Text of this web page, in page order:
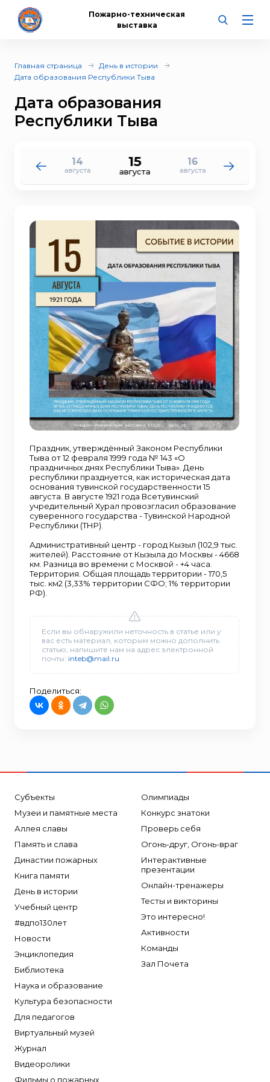
Пожарно-техническая
выставка
Главная страница
День в истории
Дата образования Республики Тыва
Дата образования
Республики Тыва
14
августа
15
августа
16
августа
Праздник, утверждённый Законом Республики
Тыва от 12 февраля 1999 года № 143 «О
праздничных днях Республики Тыва». День
республики празднуется, как историческая дата
основания тувинской государственности 15
августа. В августе 1921 года Всетувинский
учредительный Хурал провозгласил образование
суверенного государства - Тувинской Народной
Республики (ТНР).
Административный центр - город Кызыл (102,9 тыс.
жителей). Расстояние от Кызыла до Москвы - 4668
км. Разница во времени с Москвой - +4 часа.
Территория. Общая площадь территории - 170,5
тыс. км2 (3,33% территории СФО; 1% территории
РФ).
Если вы обнаружили неточность в статье или у
вас есть материал, которым можно дополнить
статью, напишите нам на адрес электронной
почты: inteb@mail.ru
Поделиться:
Субъекты
Музеи и памятные места
Аллея славы
Память и слава
Династии пожарных
Книга памяти
День в истории
Учебный центр
#вдпо130лет
Новости
Энциклопедия
Библиотека
Наука и образование
Культура безопасности
Для педагогов
Виртуальный музей
Журнал
Видеоролики
Фильмы о пожарных
Олимпиады
Конкурс знатоки
Проверь себя
Огонь-друг, Огонь-враг
Интерактивные
презентации
Онлайн-тренажеры
Тесты и викторины
Это интересно!
Активности
Команды
Зал Почета